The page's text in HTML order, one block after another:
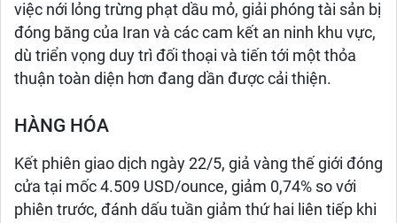
việc nới lỏng trừng phạt dầu mỏ, giải phóng tài sản bị
đóng băng của Iran và các cam kết an ninh khu vực,
dù triển vọng duy trì đối thoại và tiến tới một thỏa
thuận toàn diện hơn đang dần được cải thiện.
HÀNG HÓA
Kết phiên giao dịch ngày 22/5, giả vàng thế giới đóng
cửa tại mốc 4.509 USD/ounce, giảm 0,74% so với
phiên trước, đánh dấu tuần giảm thứ hai liên tiếp khi